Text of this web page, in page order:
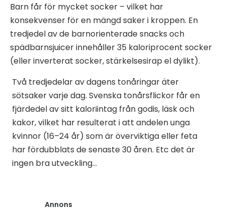
Barn får för mycket socker – vilket har
konsekvenser för en mängd saker i kroppen. En
tredjedel av de barnorienterade snacks och
spädbarnsjuicer innehåller 35 kaloriprocent socker
(eller inverterat socker, stärkelsesirap el dylikt).
Två tredjedelar av dagens tonåringar äter
sötsaker varje dag. Svenska tonårsflickor får en
fjärdedel av sitt kaloriintag från godis, läsk och
kakor, vilket har resulterat i att andelen unga
kvinnor (16–24 år) som är överviktiga eller feta
har fördubblats de senaste 30 åren. Etc det är
ingen bra utveckling…
Annons